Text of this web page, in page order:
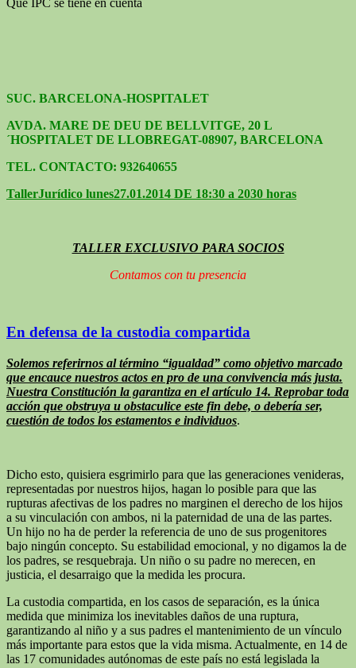
SUC. BARCELONA-HOSPITALET
AVDA. MARE DE DEU DE BELLVITGE, 20 L
´HOSPITALET DE LLOBREGAT-08907, BARCELONA
TEL. CONTACTO: 932640655
TallerJurídico lunes27.01.2014 DE 18:30 a 2030 horas
TALLER EXCLUSIVO PARA SOCIOS
Contamos con tu presencia
En defensa de la custodia compartida
Solemos referirnos al término “igualdad” como objetivo marcado
que encauce nuestros actos en pro de una convivencia más justa.
Nuestra Constitución la garantiza en el artículo 14. Reprobar toda
acción que obstruya u obstaculice este fin debe, o debería ser,
cuestión de todos los estamentos e individuos.
Dicho esto, quisiera esgrimirlo para que las generaciones venideras,
representadas por nuestros hijos, hagan lo posible para que las
rupturas afectivas de los padres no marginen el derecho de los hijos
a su vinculación con ambos, ni la paternidad de una de las partes.
Un hijo no ha de perder la referencia de uno de sus progenitores
bajo ningún concepto. Su estabilidad emocional, y no digamos la de
los padres, se resquebraja. Un niño o su padre no merecen, en
justicia, el desarraigo que la medida les procura.
La custodia compartida, en los casos de separación, es la única
medida que minimiza los inevitables daños de una ruptura,
garantizando al niño y a sus padres el mantenimiento de un vínculo
más importante para estos que la vida misma. Actualmente, en 14 de
las 17 comunidades autónomas de este país no está legislada la